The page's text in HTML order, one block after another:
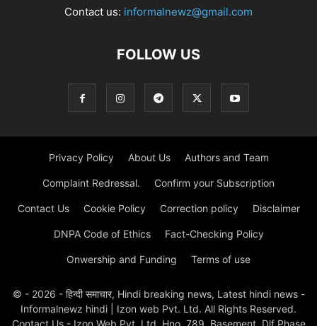
Contact us: informalnewz@gmail.com
FOLLOW US
Privacy Policy About Us Authors and Team
Complaint Redressal. Confirm your Subscription
Contact Us Cookie Policy Correction policy Disclaimer
DNPA Code of Ethics Fact-Checking Policy
Onwership and Funding Terms of use
© - 2026 - हिन्दी समाचार, Hindi breaking news, Latest hindi news -
Informalnewz hindi | Izon web Pvt. Ltd. All Rights Reserved.